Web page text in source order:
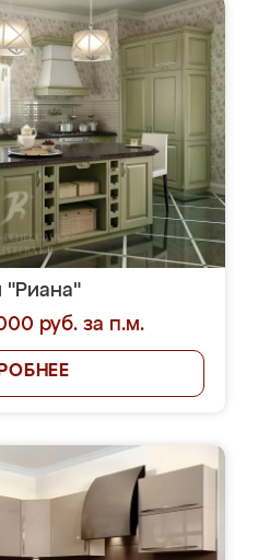
"Риана"
руб. за п.м.